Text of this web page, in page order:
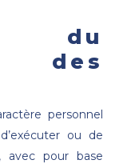
du
des
personnel
ou de
avec pour base